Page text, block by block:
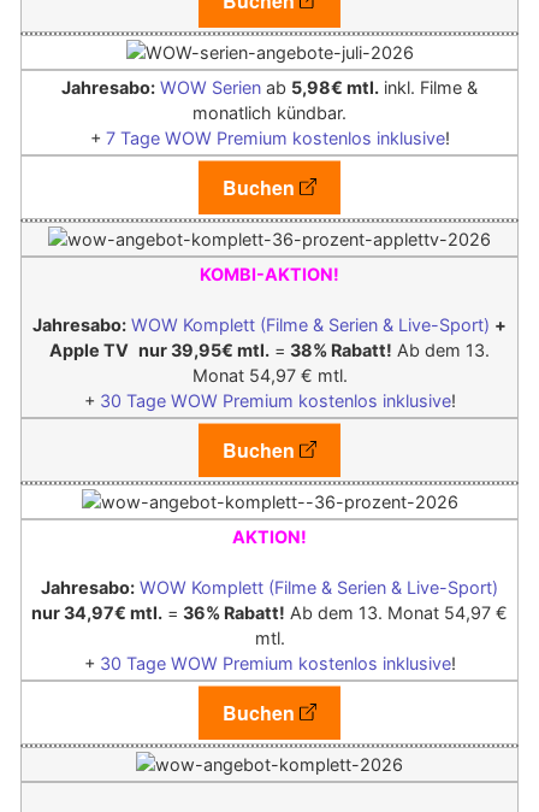
Jahresabo: WOW Serien ab 5,98€ mtl. inkl. Filme &
monatlich kündbar.
+ 7 Tage WOW Premium kostenlos inklusive!
Buchen
KOMBI-AKTION!
Jahresabo: WOW Komplett (Filme & Serien & Live-Sport) +
Apple TV nur 39,95€ mtl. = 38% Rabatt! Ab dem 13.
Monat 54,97 € mtl.
+ 30 Tage WOW Premium kostenlos inklusive!
Buchen
AKTION!
Jahresabo: WOW Komplett (Filme & Serien & Live-Sport)
nur 34,97€ mtl. = 36% Rabatt! Ab dem 13. Monat 54,97 €
mtl.
+ 30 Tage WOW Premium kostenlos inklusive!
Buchen